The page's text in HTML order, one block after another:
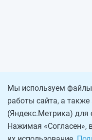
Мы используем
работы сайта, а также
(Яндекс.Метрика) для
Нажимая «Согласен»,